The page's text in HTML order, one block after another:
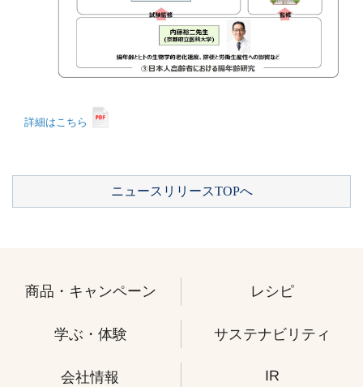
詳細はこちら
ニュースリリースTOPへ
商品・キャンペーン レシピ
学ぶ・体験 サステナビリティ
会社情報 IR